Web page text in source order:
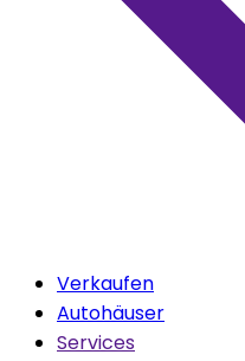
Verkaufen
Autohäuser
Services